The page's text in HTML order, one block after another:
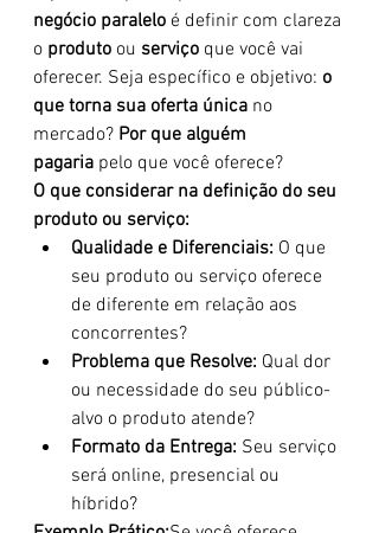
negócio paralelo é definir com clareza
o produto ou serviço que você vai
oferecer. Seja específico e objetivo: o
que torna sua oferta única no
mercado? Por que alguém
pagaria pelo que você oferece?
O que considerar na definição do seu
produto ou serviço:
Qualidade e Diferenciais: O que
seu produto ou serviço oferece
de diferente em relação aos
concorrentes?
Problema que Resolve: Qual dor
ou necessidade do seu público-
alvo o produto atende?
Formato da Entrega: Seu serviço
será online, presencial ou
híbrido?